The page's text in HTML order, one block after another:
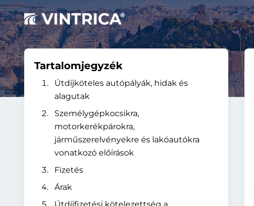
Tartalomjegyzék
Útdíjköteles autópályák, hidak és
alagutak
Személygépkocsikra,
motorkerékpárokra,
járműszerelvényekre és lakóautókra
vonatkozó előírások
Fizetés
Árak